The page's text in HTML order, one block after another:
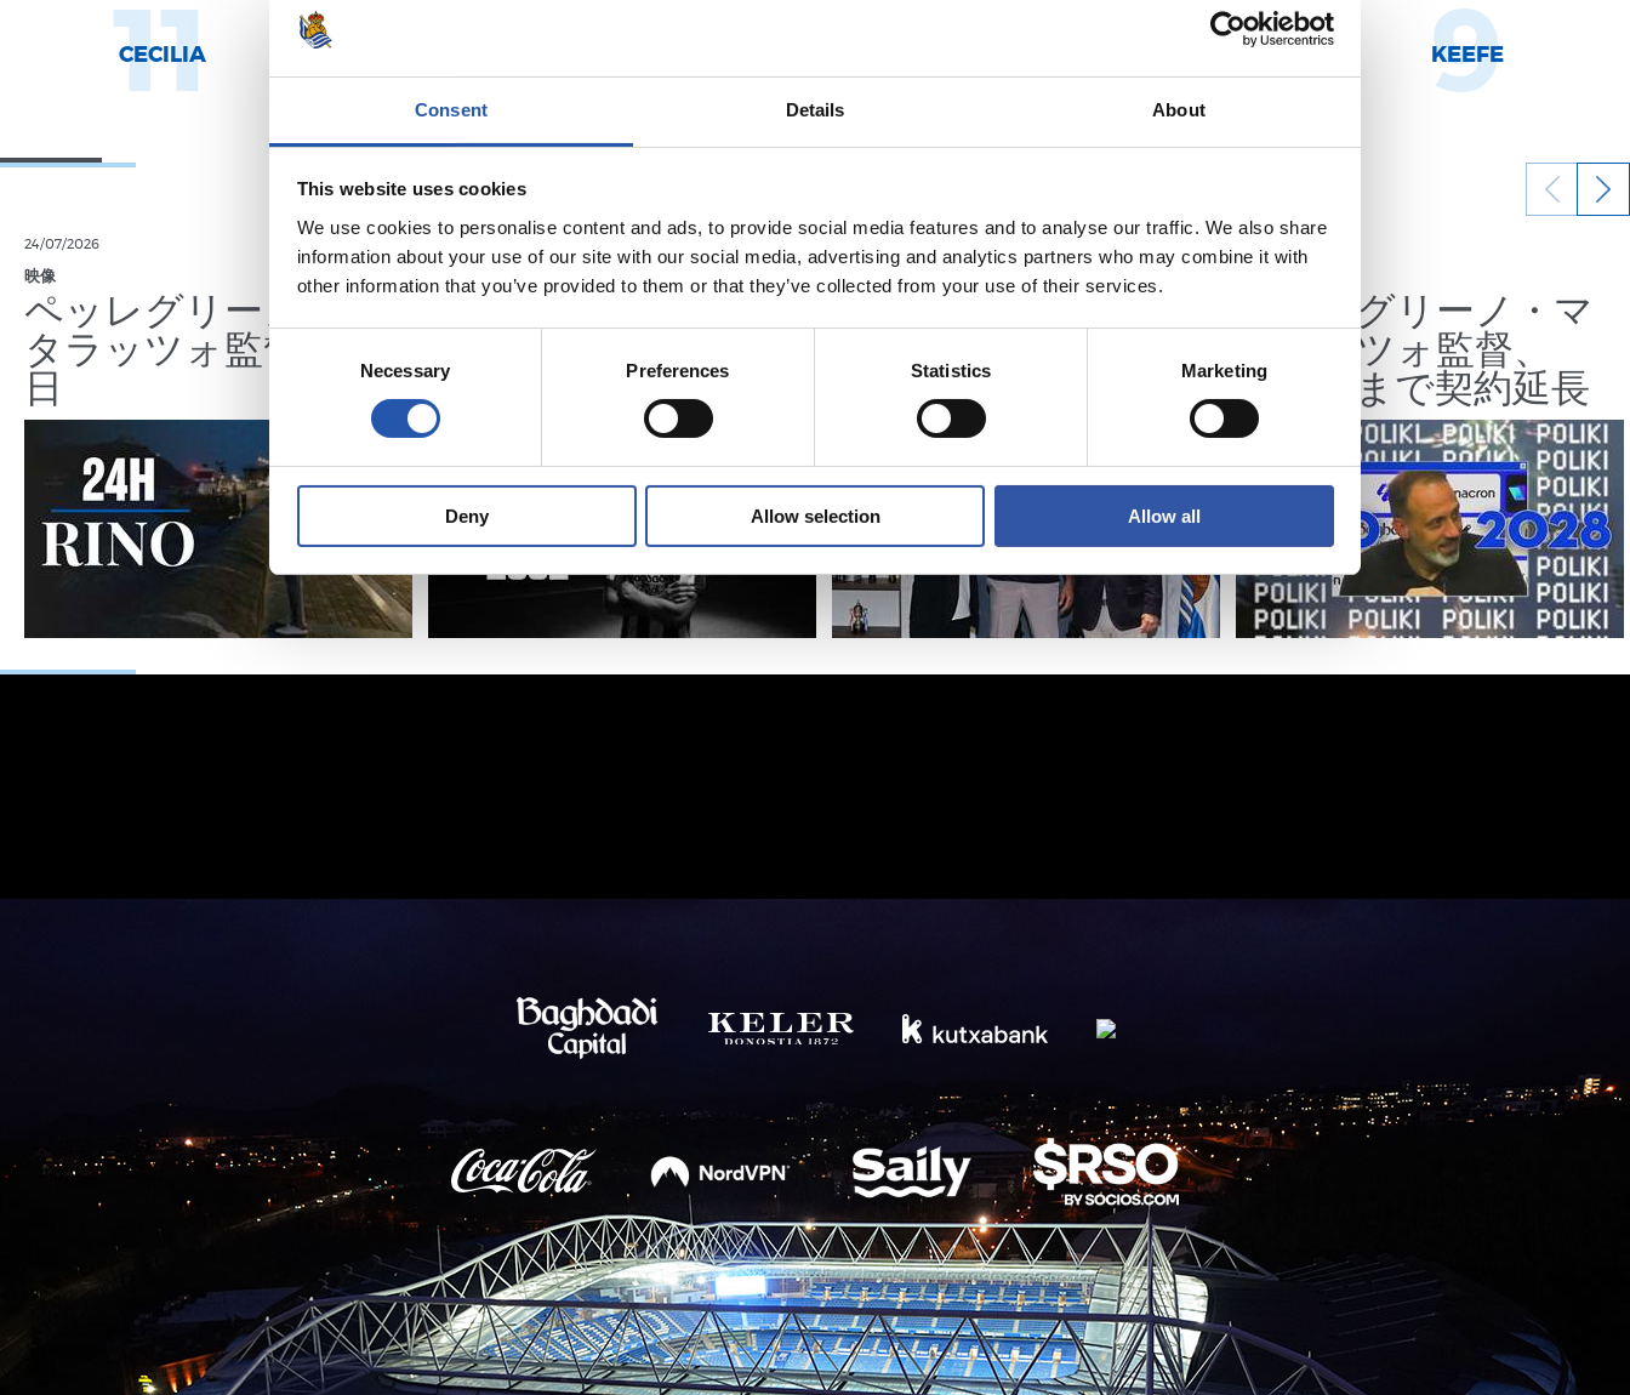
Consent Details About
This website uses cookies
We use cookies to personalise content and ads, to provide social media features and to analyse our traffic. We also share
information about your use of our site with our social media, advertising and analytics partners who may combine it with
other information that you’ve provided to them or that they’ve collected from your use of their services.
Consent
Necessary Preferences Statistics Marketing
Deny Allow selection Allow all
CECILIA
11 19 7 8 KEEFE
9
24/07/2026
映像
ペッレグリーノ・マ
タラッツォ監督の一
日
公式発表
ジョン・マルティ
ン、2032年まで契約
延長
公式発表
「この先に待つもの
をとても楽しみにし
ている」
ペッレグリーノ・マ
タラッツォ監督、
2028年まで契約延長